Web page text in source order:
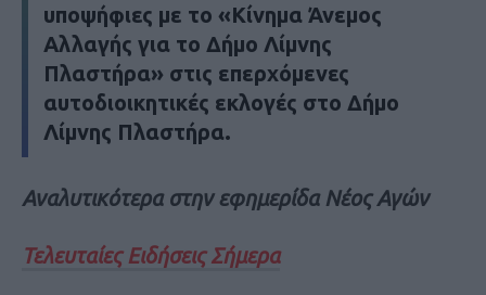
υποψήφιες με το «Κίνημα Άνεμος
Αλλαγής για το Δήμο Λίμνης
Πλαστήρα» στις επερχόμενες
αυτοδιοικητικές εκλογές στο Δήμο
Λίμνης Πλαστήρα.
Αναλυτικότερα στην εφημερίδα Νέος Αγών
Τελευταίες Ειδήσεις Σήμερα